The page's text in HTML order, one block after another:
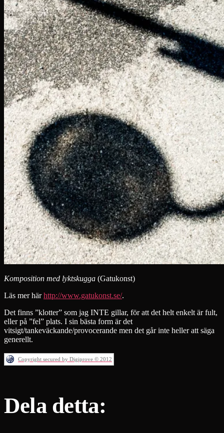
Komposition med lyktskugga (Gatukonst)
Läs mer härhttp://www.gatukonst.se/.
Det finns ”klotter” som jag INTE gillar, för att det helt enkelt är fult,
eller på ”fel” plats. I sin bästa form är det
vitsigt/tankeväckande/provocerande men det går inte heller att säga
generellt.
Copyright secured by Digiprove © 2012
Dela detta: